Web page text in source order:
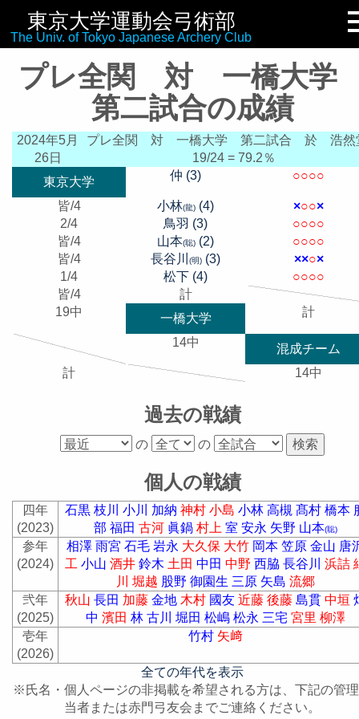
東京大学運動会弓術部
The Univ. of Tokyo Japanese Archery Club
リンク集
プレ全関 対 一橋大
第二試合の成績
2024年5月
26日
プレ全関 対 一橋大学 第二試合
於 浩然
19/24 = 79.2％
東京大学
仲 (3) ○○○○
皆/4 小林(龍) (4) ×○○×
2/4
鳥羽 (3) ○○○○
皆/4
山本(聡) (2) ○○○○
皆/4
長谷川 (明) (3) ××○×
1/4
松下 (4) ○○○○
皆/4
計
19中
一橋大学 計
14中
混成チーム
計
14中
過去の戦績
の の
個人の戦績
四年
(2023)
石黒 枝川 小川 加納 神村 小島 小林 高槻 髙村 橋本
部 福田 古河 眞鍋 村上 室 安永 矢野 山本(聡)
参年
(2024)
相澤 雨宮 石毛 岩永 大久保 大竹 岡本 笠原 金山 唐
工 小山 酒井 鈴木 土田 中田 中野 西脇 長谷川 浜詰
川 堀越 股野 御園生 三原 矢島 流郷
弐年
(2025)
秋山 長田 加藤 金地 木村 國友 近藤 後藤 島貫 中垣
中 濱田 林 古川 堀田 松嶋 松永 三宅 宮里 柳澤
壱年
(2026)
竹村 矢﨑
全ての年代を表示
※氏名・個人ページの非掲載を希望される方は、下記の管
当者または赤門弓友会までご連絡ください。